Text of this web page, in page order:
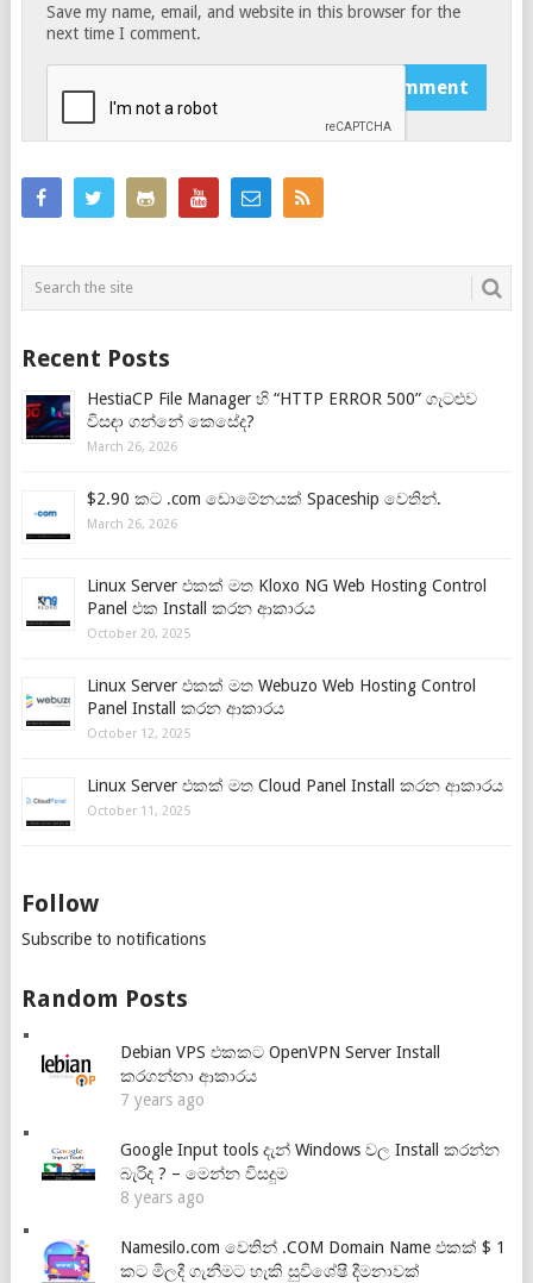
Save my name, email, and website in this browser for the
next time I comment.
Recent Posts
HestiaCP File Manager හි “HTTP ERROR 500” ගැටළුව
විසඳා ගන්නේ කෙසේද?
March 26, 2026
$2.90 කට .com ඩොමේනයක් Spaceship වෙතින්.
March 26, 2026
Linux Server එකක් මත Kloxo NG Web Hosting Control
Panel එක Install කරන ආකාරය
October 20, 2025
Linux Server එකක් මත Webuzo Web Hosting Control
Panel Install කරන ආකාරය
October 12, 2025
Linux Server එකක් මත Cloud Panel Install කරන ආකාරය
October 11, 2025
Follow
Subscribe to notifications
Random Posts
Debian VPS එකකට OpenVPN Server Install
කරගන්නා ආකාරය
7 years ago
Google Input tools දැන් Windows වල Install කරන්න
බැරිද ? – මෙන්න විසදුම
8 years ago
Namesilo.com වෙතින් .COM Domain Name එකක් $ 1
කට මිලදී ගැනීමට හැකි සුවිශේෂී දීමනාවක්